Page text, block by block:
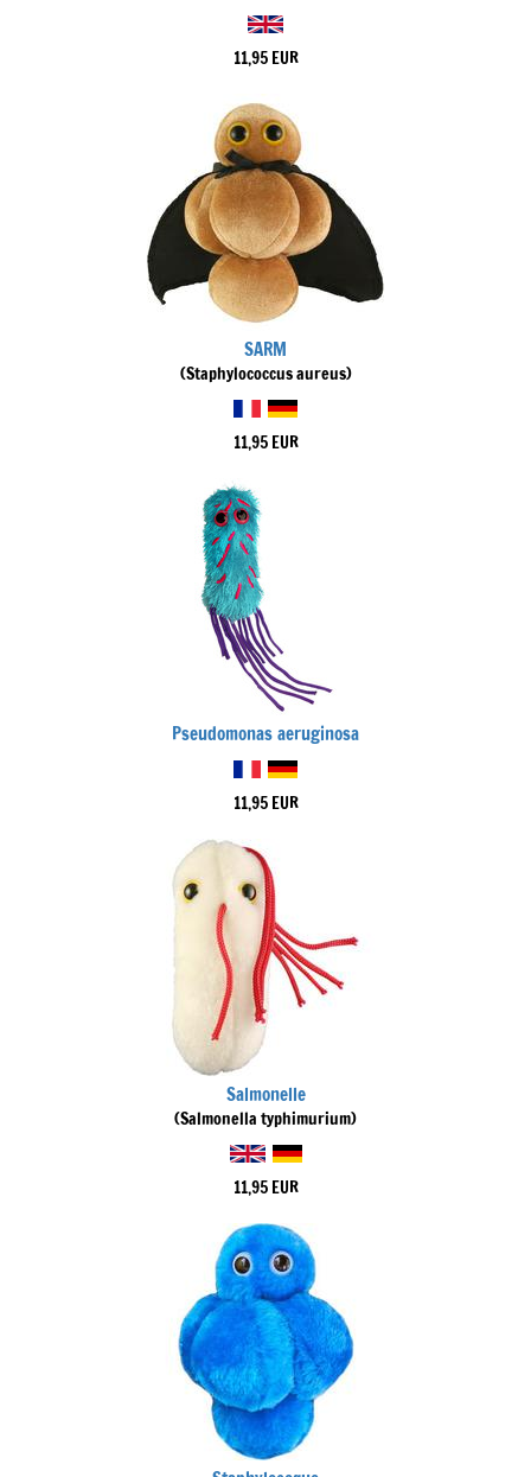
11,95 EUR
SARM
(Staphylococcus aureus)
11,95 EUR
Pseudomonas aeruginosa
11,95 EUR
Salmonelle
(Salmonella typhimurium)
11,95 EUR